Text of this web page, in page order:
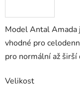
Model Antal
vhodné pro
pro normální až širší
Velikost